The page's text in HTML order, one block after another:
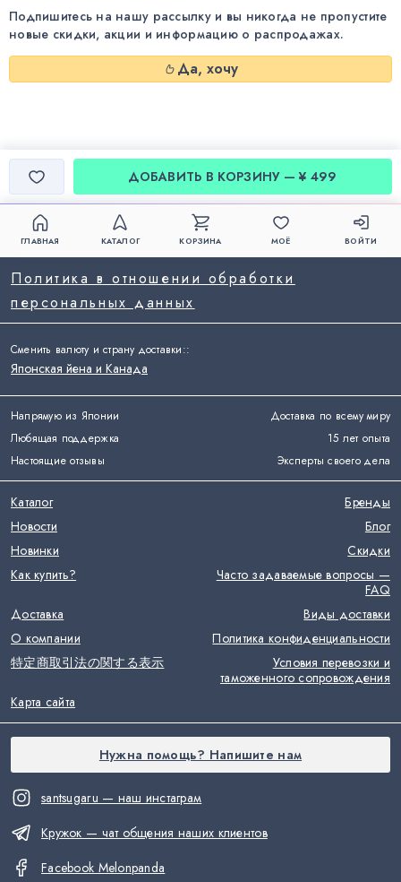
Подпишитесь на нашу рассылку и вы никогда не пропустите
новые скидки, акции и информацию о распродажах.
Да, хочу
ДОБАВИТЬ В КОРЗИНУ — ¥ 499
ГЛАВНАЯ КАТАЛОГ КОРЗИНА МОЁ ВОЙТИ
Напрямую из Японии
Доставка по всему миру
Любящая поддержка
15 лет опыта
Настоящие отзывы
Эксперты своего дела
santsugaru — наш инстаграм
Кружок — чат общения наших клиентов
Facebook Melonpanda
Политика в отношении обработки
персональных данных
Каталог
Бренды
Новости
Блог
Новинки
Скидки
Как купить?
Часто задаваемые вопросы —
FAQ
Доставка
Виды доставки
О компании
Политика конфиденциальности
特定商取引法の関する表示
Условия перевозки и
таможенного сопровождения
Карта сайта
Сменить валюту и страну доставки::
Японская йена и Канада
Нужна помощь? Напишите нам